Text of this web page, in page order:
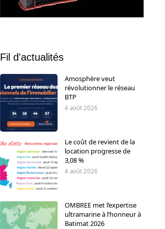
Fil d'actualités
Amosphère veut
révolutionner le réseau
BTP
4 août 2026
Le coût de revient de la
location progresse de
3,08 %
4 août 2026
OMBREE met l’expertise
ultramarine à l’honneur à
Batimat 2026